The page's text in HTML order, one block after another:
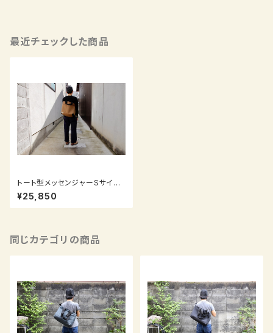
最近チェックした商品
トート型メッセンジャーSサイズ
＋高さ10cm ブラウン
¥25,850
同じカテゴリの商品